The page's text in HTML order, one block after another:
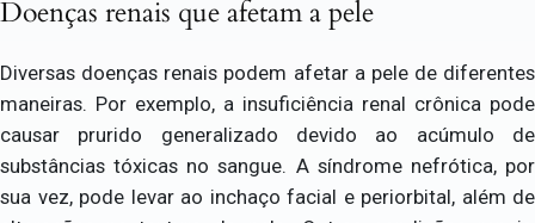
Doenças renais que afetam a pele
Diversas doenças renais podem afetar a pele de diferentes
maneiras. Por exemplo, a insuficiência renal crônica pode
causar prurido generalizado devido ao acúmulo de
substâncias tóxicas no sangue. A síndrome nefrótica, por
sua vez, pode levar ao inchaço facial e periorbital, além de